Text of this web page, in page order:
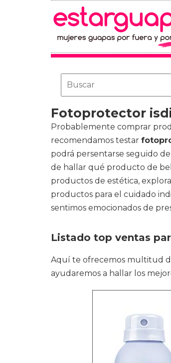
Fotoprotector
Probablemente comprar
recomendamos testar
podrá persentarse seguido de
de hallar qué producto de
productos de estética,
productos para el cuidado
sentimos emocionados de
Listado top ventas
Aquí te ofrecemos multitud
ayudaremos a hallar los